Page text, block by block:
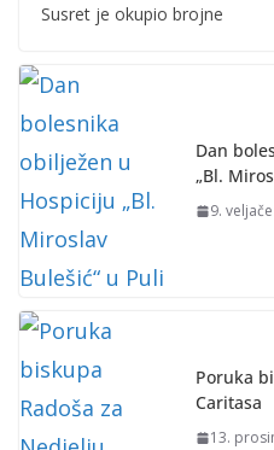
Susret je okupio brojne
Dan
„Bl.
9.
Poruka
Caritasa
13.